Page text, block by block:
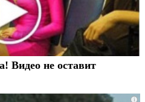
Видео не оставит
i